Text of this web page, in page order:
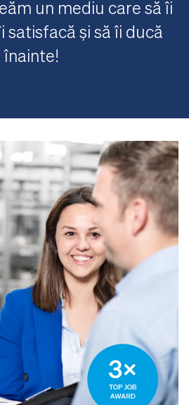
un mediu care să îi
satisfacă și să îi ducă
înainte!